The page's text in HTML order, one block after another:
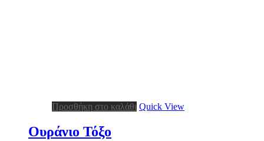
Προσθήκη στο καλάθι Quick View
Ουράνιο Τόξο